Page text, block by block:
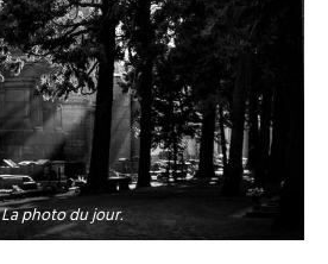
La photo du jour.